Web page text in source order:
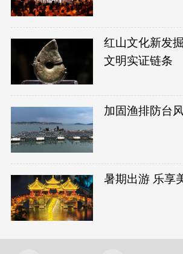
红山文化新发
文明实证链条
加固渔排防台
暑期出游 乐享